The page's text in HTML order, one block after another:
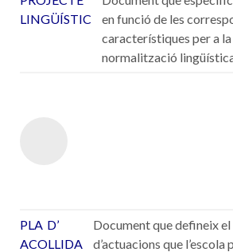
LINGÜÍSTIC
en funció de les
característiques per a
normalització
PLA D’
ACOLLIDA
Document que defineix
d’actuacions que l’escola